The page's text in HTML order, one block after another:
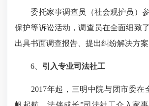
委托家事调查员（社会观护员）参
保护等诉讼活动，调查员在全面细致
出具书面调查报告、提出纠纷解决方案
6、 引入专业司法社工
2017年起，三明中院与团市委在